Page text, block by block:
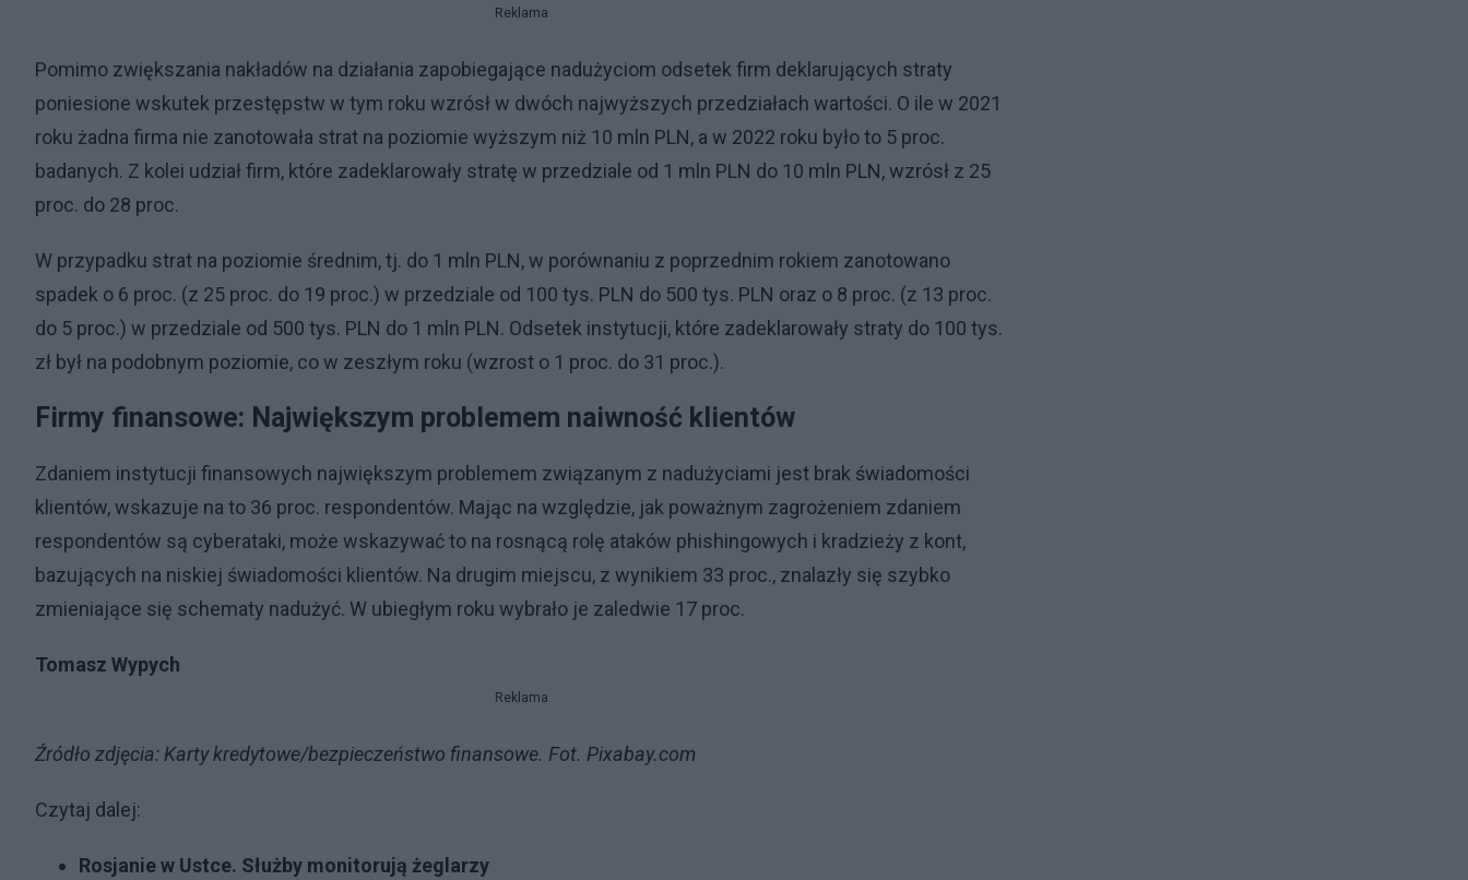
Reklama
Pomimo zwiększania nakładów na działania zapobiegające nadużyciom odsetek firm deklarujących straty
poniesione wskutek przestępstw w tym roku wzrósł w dwóch najwyższych przedziałach wartości. O ile w 2021
roku żadna firma nie zanotowała strat na poziomie wyższym niż 10 mln PLN, a w 2022 roku było to 5 proc.
badanych. Z kolei udział firm, które zadeklarowały stratę w przedziale od 1 mln PLN do 10 mln PLN, wzrósł z 25
proc. do 28 proc.
W przypadku strat na poziomie średnim, tj. do 1 mln PLN, w porównaniu z poprzednim rokiem zanotowano
spadek o 6 proc. (z 25 proc. do 19 proc.) w przedziale od 100 tys. PLN do 500 tys. PLN oraz o 8 proc. (z 13 proc.
do 5 proc.) w przedziale od 500 tys. PLN do 1 mln PLN. Odsetek instytucji, które zadeklarowały straty do 100 tys.
zł był na podobnym poziomie, co w zeszłym roku (wzrost o 1 proc. do 31 proc.).
Firmy finansowe: Największym problemem naiwność klientów
Zdaniem instytucji finansowych największym problemem związanym z nadużyciami jest brak świadomości
klientów, wskazuje na to 36 proc. respondentów. Mając na względzie, jak poważnym zagrożeniem zdaniem
respondentów są cyberataki, może wskazywać to na rosnącą rolę ataków phishingowych i kradzieży z kont,
bazujących na niskiej świadomości klientów. Na drugim miejscu, z wynikiem 33 proc., znalazły się szybko
zmieniające się schematy nadużyć. W ubiegłym roku wybrało je zaledwie 17 proc.
Tomasz Wypych
Reklama
Źródło zdjęcia: Karty kredytowe/bezpieczeństwo finansowe. Fot. Pixabay.com
Czytaj dalej:
Rosjanie w Ustce. Służby monitorują żeglarzy